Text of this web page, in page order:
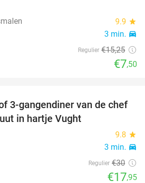
9.9 star
3 min. directions_car
Regulier €15,25
€7,50
40%
3-gangendiner van de chef
in hartje Vught
9.8 star
3 min. directions_car
Regulier €30
€17,95